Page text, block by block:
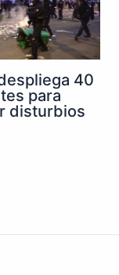
40
para
disturbios